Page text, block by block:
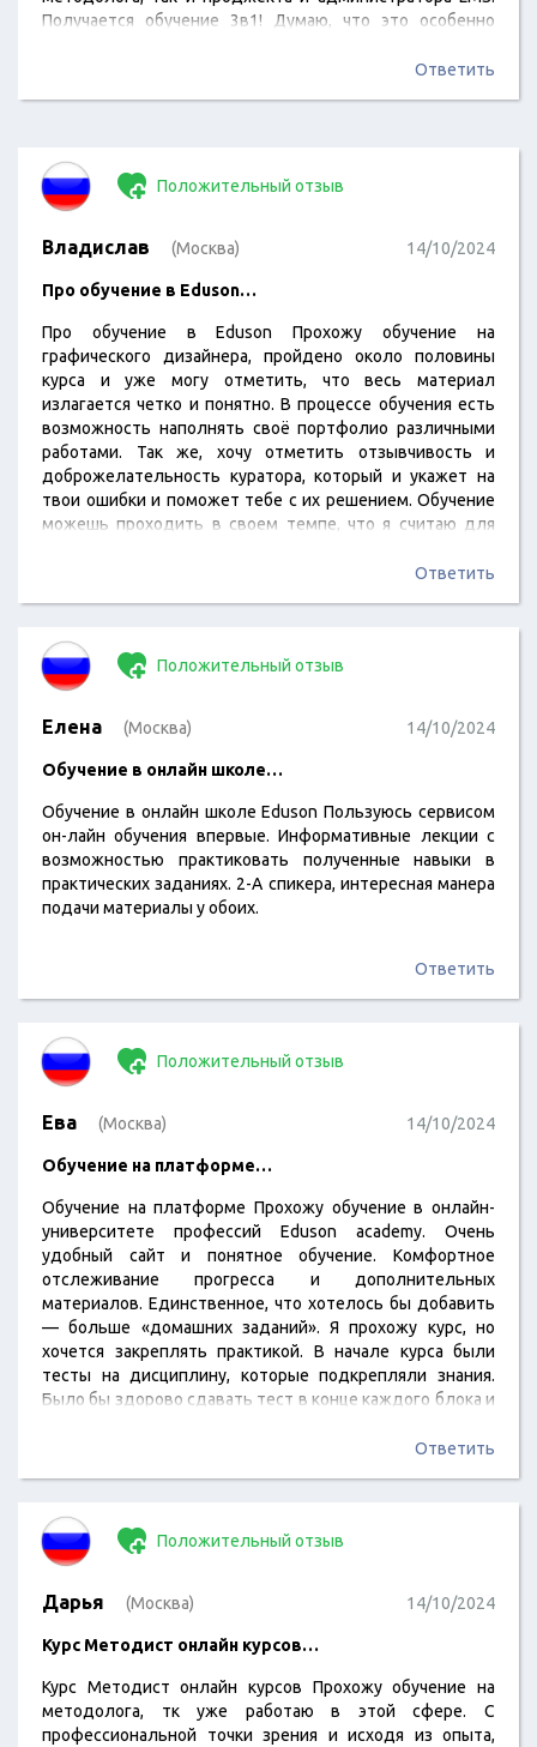
Получается обучение 3в1! Думаю, что это особенно
трудоустройстве четко понимать, где чьи обязанности)
Ответить
Положительный отзыв
Владислав (Москва) 14/10/2024
Про обучение в Eduson…
Про обучение в Eduson Прохожу обучение на
графического дизайнера, пройдено около половины
курса и уже могу отметить, что весь материал
излагается четко и понятно. В процессе обучения есть
возможность наполнять своё портфолио различными
работами. Так же, хочу отметить отзывчивость и
доброжелательность куратора, который и укажет на
твои ошибки и поможет тебе с их решением. Обучение
можешь проходить в своем темпе, что я считаю для
главный плюс, это гарантия трудоустройства, которое
пожалел
Ответить
Положительный отзыв
Елена (Москва) 14/10/2024
Обучение в онлайн школе…
Обучение в онлайн школе Eduson Пользуюсь сервисом
он-лайн обучения впервые. Информативные лекции с
возможностью практиковать полученные навыки в
практических заданиях. 2-А спикера, интересная манера
подачи материалы у обоих.
Ответить
Положительный отзыв
Ева (Москва) 14/10/2024
Обучение на платформе…
Обучение на платформе Прохожу обучение в онлайн-
университете профессий Eduson academy. Очень
удобный сайт и понятное обучение. Комфортное
отслеживание прогресса и дополнительных
материалов. Единственное, что хотелось бы добавить
— больше «домашних заданий». Я прохожу курс, но
хочется закреплять практикой. В начале курса были
тесты на дисциплину, которые подкрепляли знания.
Было бы здорово сдавать тест в конце каждого блока и
Ответить
Положительный отзыв
Дарья (Москва) 14/10/2024
Курс Методист онлайн курсов…
Курс Методист онлайн курсов Прохожу обучение на
методолога, тк уже работаю в этой сфере. С
профессиональной точки зрения и исходя из опыта,